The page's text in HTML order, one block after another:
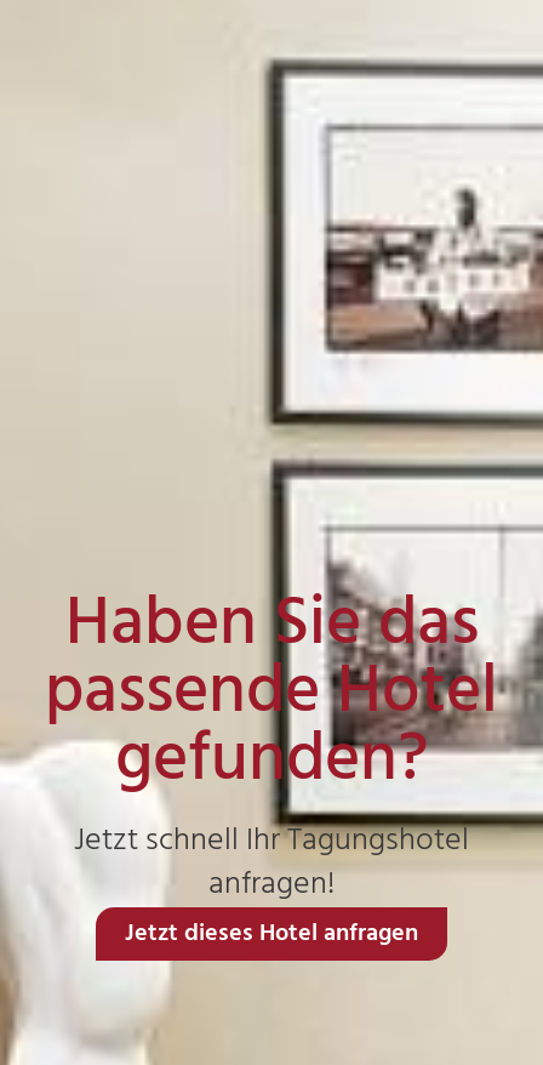
Haben Sie das
passende Hotel
gefunden?
Jetzt schnell Ihr Tagungshotel
anfragen!
Jetzt dieses Hotel anfragen